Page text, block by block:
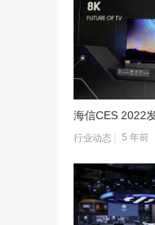
行业动态 5 年前